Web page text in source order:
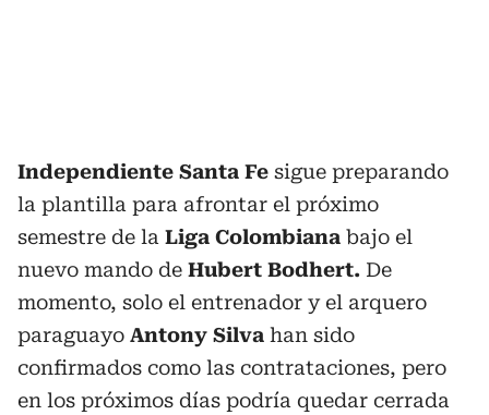
Independiente Santa Fe sigue preparando
la plantilla para afrontar el próximo
semestre de la Liga Colombiana bajo el
nuevo mando de Hubert Bodhert. De
momento, solo el entrenador y el arquero
paraguayo Antony Silva han sido
confirmados como las contrataciones, pero
en los próximos días podría quedar cerrada